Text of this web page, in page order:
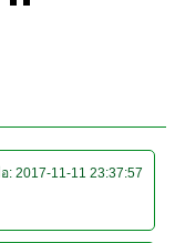
อ:2017-11-11 23:37:57